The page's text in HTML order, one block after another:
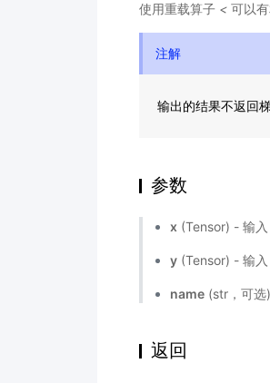
使用重载算子 < 可以
注解
输出的结果不返回
参数
x (Tensor) - 输
y (Tensor) - 输
name (str，可
返回